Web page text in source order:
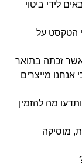
לידי ביטוי
הטקסט על
אשר זכתה בתואר
מייצרים
מה להזמין
מוסיקה